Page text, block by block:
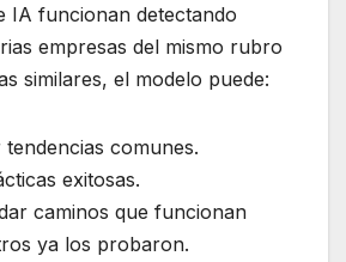
IA funcionan detectando
empresas del mismo rubro
similares, el modelo puede:
tendencias comunes.
exitosas.
caminos que funcionan
ya los probaron.